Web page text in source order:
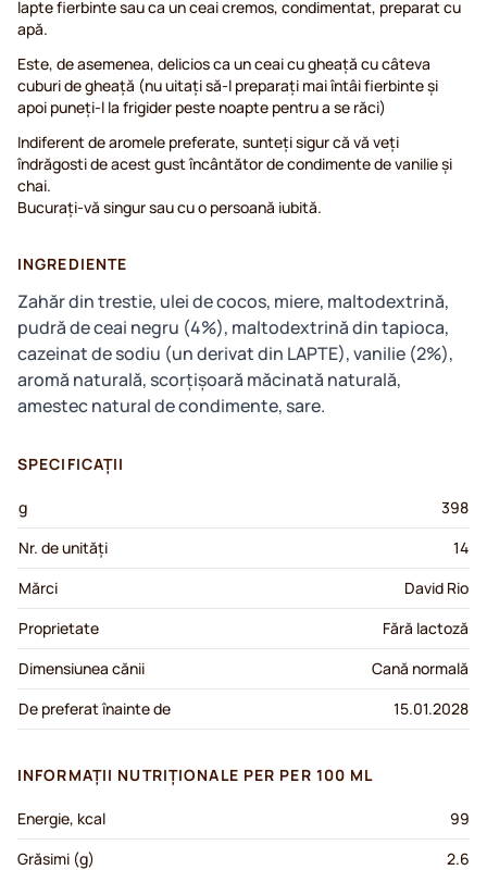
lapte fierbinte sau ca un ceai cremos, condimentat, preparat cu
apă.
Este, de asemenea, delicios ca un ceai cu gheață cu câteva
cuburi de gheață (nu uitați să-l preparați mai întâi fierbinte și
apoi puneți-l la frigider peste noapte pentru a se răci)
Indiferent de aromele preferate, sunteți sigur că vă veți
îndrăgosti de acest gust încântător de condimente de vanilie și
chai.
Bucurați-vă singur sau cu o persoană iubită.
INGREDIENTE
Zahăr din trestie, ulei de cocos, miere, maltodextrină,
pudră de ceai negru (4%), maltodextrină din tapioca,
cazeinat de sodiu (un derivat din LAPTE), vanilie (2%),
aromă naturală, scorțișoară măcinată naturală,
amestec natural de condimente, sare.
SPECIFICAȚII
g
398
Nr. de unități
14
Mărci
David Rio
Proprietate
Fără lactoză
Dimensiunea cănii
Cană normală
De preferat înainte de
15.01.2028
INFORMAȚII NUTRIȚIONALE PER PER 100 ML
Energie, kcal
99
Grăsimi (g)
2.6